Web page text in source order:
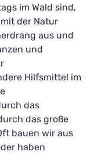
im Wald sind,
der Natur
aus und
und
Hilfsmittel im
das
das große
bauen wir aus
haben